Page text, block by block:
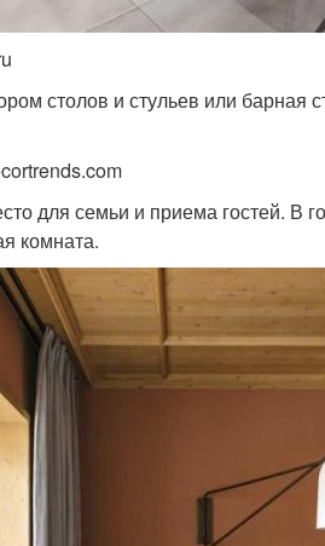
столов и стульев или
для семьи и приема гостей. В
комната.